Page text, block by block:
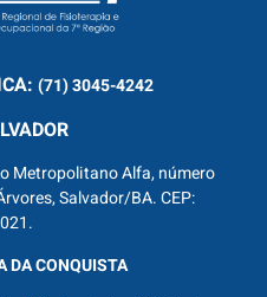
(71) 3045-4242
Metropolitano Alfa, número
Salvador/BA. CEP:
DA CONQUISTA